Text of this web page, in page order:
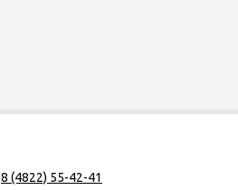
8 (4822) 55-42-41